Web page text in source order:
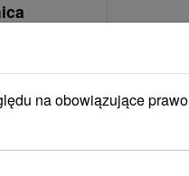
v srdci
na obowiązujące prawo